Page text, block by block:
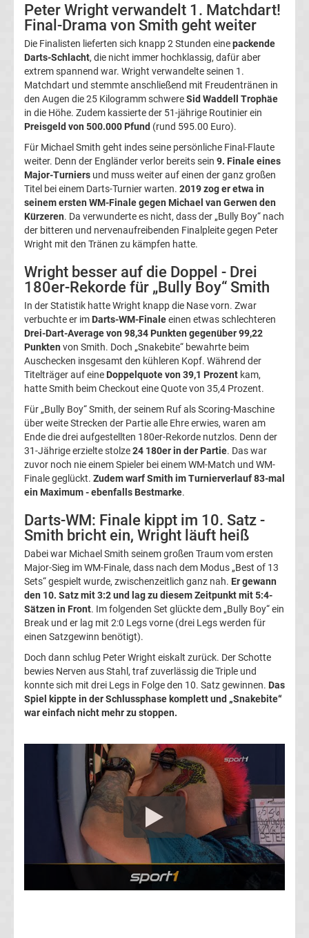
DFB-
Pokal
Ergebnisse
Champions
League
Tabelle
Champions
League
Europa
League
Europa
League
Conference
League
Erg.
Conference
League
Tabelle
Formel
Rennkalender
Transfergerüchte
Peter Wright verwandelt 1. Matchdart!
Final-Drama von Smith geht weiter
Die Finalisten lieferten sich knapp 2 Stunden einepackende
Darts-Schlacht, die nicht immer hochklassig, dafür aber
extrem spannend war. Wright verwandelte seinen 1.
Matchdart und stemmte anschließend mit Freudentränen in
den Augen die 25 Kilogramm schwereSid Waddell Trophäe
in die Höhe. Zudem kassierte der 51-jährige Routinier ein
Preisgeld von 500.000 Pfund (rund 595.00 Euro).
Für Michael Smith geht indes seine persönliche Final-Flaute
weiter. Denn der Engländer verlor bereits sein 9. Finale eines
Major-Turniers und muss weiter auf einen der ganz großen
Titel bei einem Darts-Turnier warten. 2019 zog er etwa in
seinem ersten WM-Finale gegen Michael van Gerwen den
Kürzeren. Da verwunderte es nicht, dass der „Bully Boy“ nach
der bitteren und nervenaufreibenden Finalpleite gegen Peter
Wright mit den Tränen zu kämpfen hatte.
Wright besser auf die Doppel - Drei
180er-Rekorde für „Bully Boy“ Smith
In der Statistik hatte Wright knapp die Nase vorn. Zwar
verbuchte er im Darts-WM-Finaleeinen etwas schlechteren
Drei-Dart-Average von 98,34 Punkten gegenüber 99,22
Punkten von Smith. Doch „Snakebite“ bewahrte beim
Auschecken insgesamt den kühleren Kopf. Während der
Titelträger auf eine Doppelquote von 39,1 Prozent kam,
hatte Smith beim Checkout eine Quote von 35,4 Prozent.
Für „Bully Boy“ Smith, der seinem Ruf als Scoring-Maschine
über weite Strecken der Partie alle Ehre erwies, waren am
Ende die drei aufgestellten 180er-Rekorde nutzlos. Denn der
31-Jährige erzielte stolze24 180er in der Partie. Das war
zuvor noch nie einem Spieler bei einem WM-Match und WM-
Finale geglückt. Zudem warf Smith im Turnierverlauf 83-mal
ein Maximum - ebenfalls Bestmarke.
Darts-WM: Finale kippt im 10. Satz -
Smith bricht ein, Wright läuft heiß
Dabei war Michael Smith seinem großen Traum vom ersten
Major-Sieg im WM-Finale, dass nach dem Modus „Best of 13
Sets“ gespielt wurde, zwischenzeitlich ganz nah. Er gewann
den 10. Satz mit 3:2 und lag zu diesem Zeitpunkt mit 5:4-
Sätzen in Front. Im folgenden Set glückte dem „Bully Boy“ ein
Break und er lag mit 2:0 Legs vorne (drei Legs werden für
einen Satzgewinn benötigt).
Doch dann schlug Peter Wright eiskalt zurück. Der Schotte
bewies Nerven aus Stahl, traf zuverlässig die Triple und
konnte sich mit drei Legs in Folge den 10. Satz gewinnen. Das
Spiel kippte in der Schlussphase komplett und „Snakebite“
war einfach nicht mehr zu stoppen.